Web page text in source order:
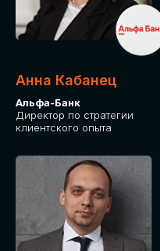
Анна Кабанец
Альфа-Банк
Директор по стратегии
клиентского опыта
СТОИМОСТЬ
УЧАСТИЯ